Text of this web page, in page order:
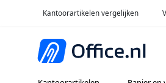
Kantoorartikelen vergelijken